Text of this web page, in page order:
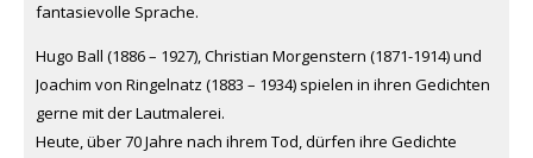
fantasievolle Sprache.
Hugo Ball (1886 – 1927), Christian Morgenstern (1871-1914) und
Joachim von Ringelnatz (1883 – 1934) spielen in ihren Gedichten
gerne mit der Lautmalerei.
Heute, über 70 Jahre nach ihrem Tod, dürfen ihre Gedichte